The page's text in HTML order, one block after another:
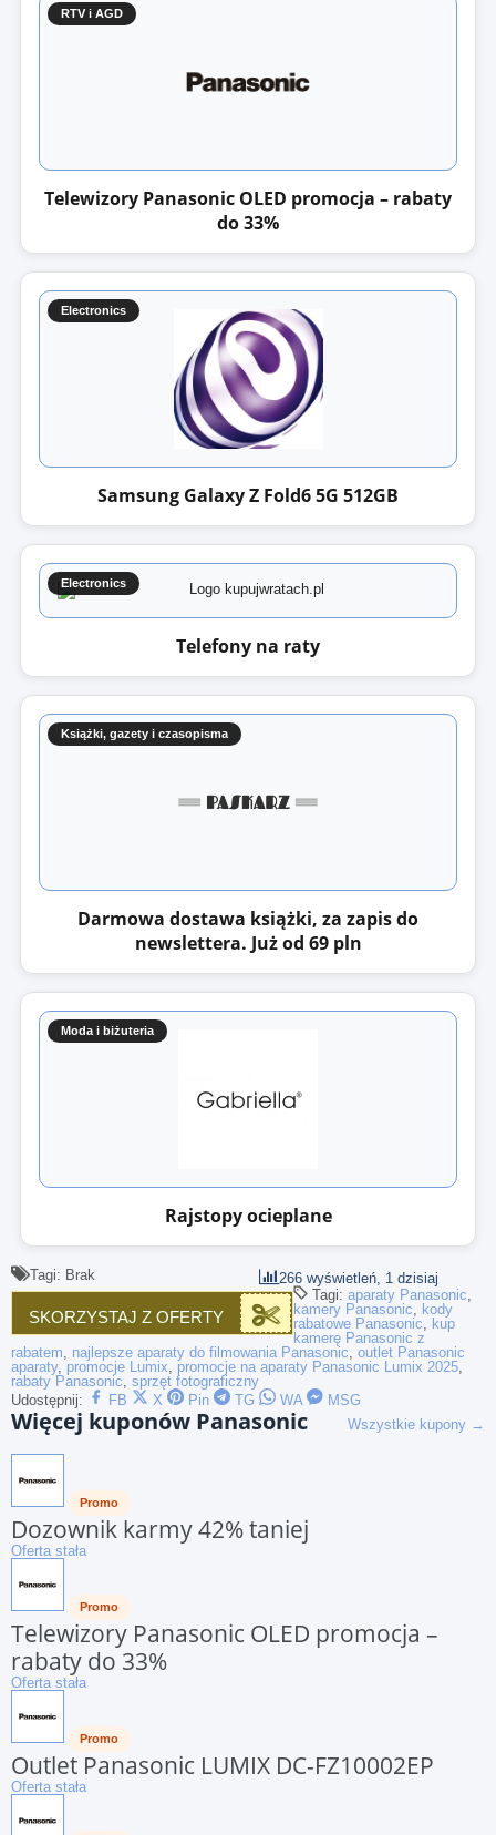
RTV i AGD
Telewizory Panasonic OLED promocja – rabaty
do 33%
Electronics
Samsung Galaxy Z Fold6 5G 512GB
Electronics
Telefony na raty
Książki, gazety i czasopisma
Darmowa dostawa książki, za zapis do
newslettera. Już od 69 pln
Moda i biżuteria
Rajstopy ocieplane
Tagi: Brak 266 wyświetleń, 1 dzisiaj
SKORZYSTAJ Z OFERTY
Tagi: aparaty Panasonic,
kamery Panasonic, kody
rabatowe Panasonic, kup
kamerę Panasonic z
rabatem, najlepsze aparaty do filmowania Panasonic, outlet Panasonic
aparaty, promocje Lumix, promocje na aparaty Panasonic Lumix 2025,
rabaty Panasonic, sprzęt fotograficzny
Udostępnij:
FB X Pin TG WA MSG
Więcej kuponów Panasonic Wszystkie kupony →
Promo
Dozownik karmy 42% taniej
Oferta stała
Promo
Telewizory Panasonic OLED promocja –
rabaty do 33%
Oferta stała
Promo
Outlet Panasonic LUMIX DC-FZ10002EP
Oferta stała